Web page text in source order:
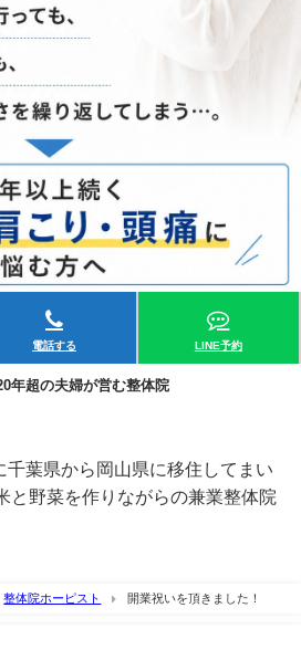
電話する LINE予約
年超の夫婦が営む整体院
葉県から岡山県に移住してまい
と野菜を作りながらの兼業整体院
整体院ホーピスト 開業祝いを頂きました！